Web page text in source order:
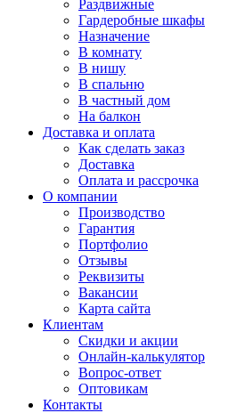
Раздвижные
Гардеробные шкафы
Назначение
В комнату
В нишу
В спальню
В частный дом
На балкон
Доставка и оплата
Как сделать заказ
Доставка
Оплата и рассрочка
О компании
Производство
Гарантия
Портфолио
Отзывы
Реквизиты
Вакансии
Карта сайта
Клиентам
Скидки и акции
Онлайн-калькулятор
Вопрос-ответ
Оптовикам
Контакты